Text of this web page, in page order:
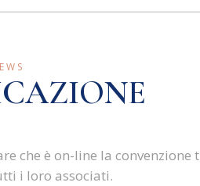
che è on-line la convenzione
i loro associati.